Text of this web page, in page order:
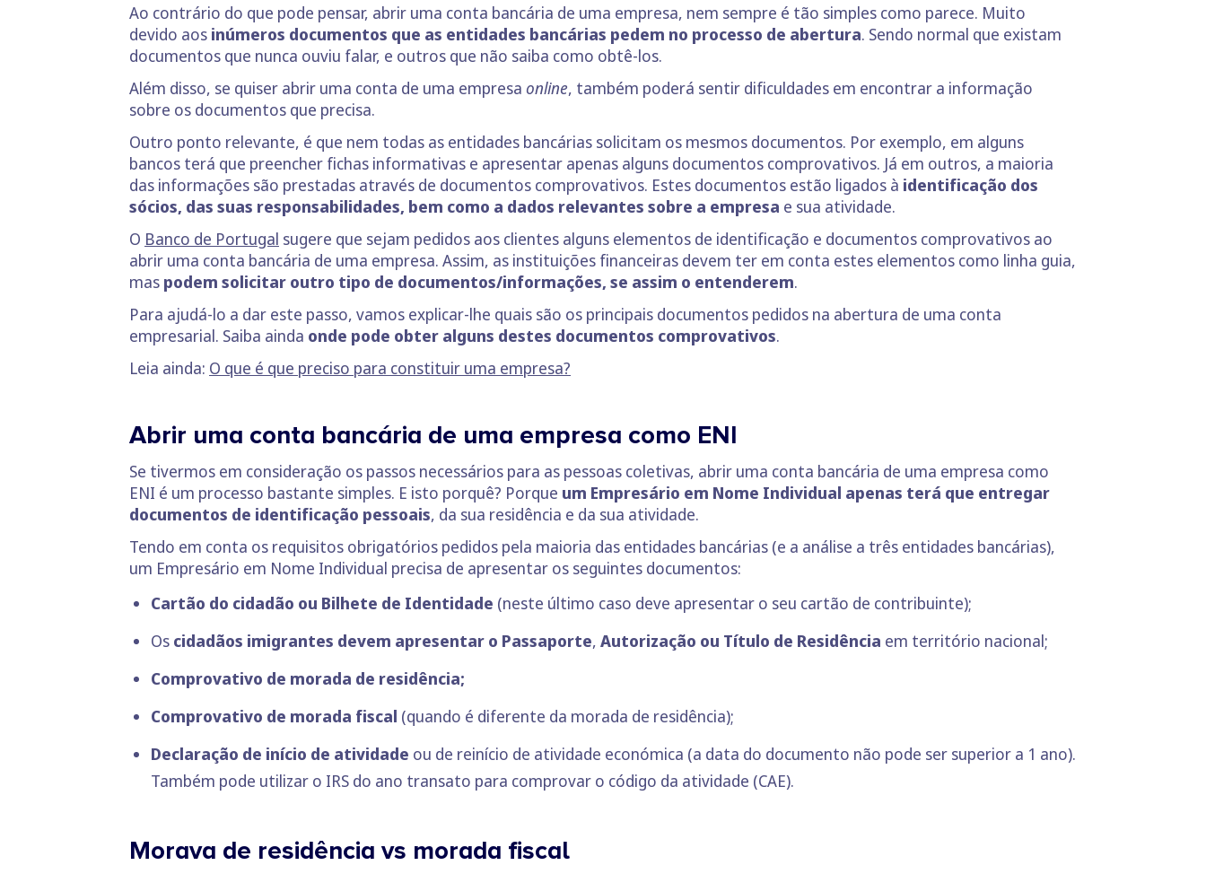
Ao contrário do que pode pensar, abrir uma conta bancária de uma empresa, nem sempre é tão simples como parece. Muito
devido aos inúmeros documentos que as entidades bancárias pedem no processo de abertura. Sendo normal que existam
documentos que nunca ouviu falar, e outros que não saiba como obtê-los.
Além disso, se quiser abrir uma conta de uma empresa online, também poderá sentir dificuldades em encontrar a informação
sobre os documentos que precisa.
Outro ponto relevante, é que nem todas as entidades bancárias solicitam os mesmos documentos. Por exemplo, em alguns
bancos terá que preencher fichas informativas e apresentar apenas alguns documentos comprovativos. Já em outros, a maioria
das informações são prestadas através de documentos comprovativos. Estes documentos estão ligados à identificação dos
sócios, das suas responsabilidades, bem como a dados relevantes sobre a empresa e sua atividade.
O Banco de Portugal sugere que sejam pedidos aos clientes alguns elementos de identificação e documentos comprovativos ao
abrir uma conta bancária de uma empresa. Assim, as instituições financeiras devem ter em conta estes elementos como linha guia,
mas podem solicitar outro tipo de documentos/informações, se assim o entenderem.
Para ajudá-lo a dar este passo, vamos explicar-lhe quais são os principais documentos pedidos na abertura de uma conta
empresarial. Saiba ainda onde pode obter alguns destes documentos comprovativos.
Leia ainda: O que é que preciso para constituir uma empresa?
Abrir uma conta bancária de uma empresa como ENI
Se tivermos em consideração os passos necessários para as pessoas coletivas, abrir uma conta bancária de uma empresa como
ENI é um processo bastante simples. E isto porquê? Porque um Empresário em Nome Individual apenas terá que entregar
documentos de identificação pessoais, da sua residência e da sua atividade.
Tendo em conta os requisitos obrigatórios pedidos pela maioria das entidades bancárias (e a análise a três entidades bancárias),
um Empresário em Nome Individual precisa de apresentar os seguintes documentos:
Cartão do cidadão ou Bilhete de Identidade (neste último caso deve apresentar o seu cartão de contribuinte);
Os cidadãos imigrantes devem apresentar o Passaporte, Autorização ou Título de Residência em território nacional;
Comprovativo de morada de residência;
Comprovativo de morada fiscal (quando é diferente da morada de residência);
Declaração de início de atividade ou de reinício de atividade económica (a data do documento não pode ser superior a 1 ano).
Também pode utilizar o IRS do ano transato para comprovar o código da atividade (CAE).
Morava de residência vs morada fiscal